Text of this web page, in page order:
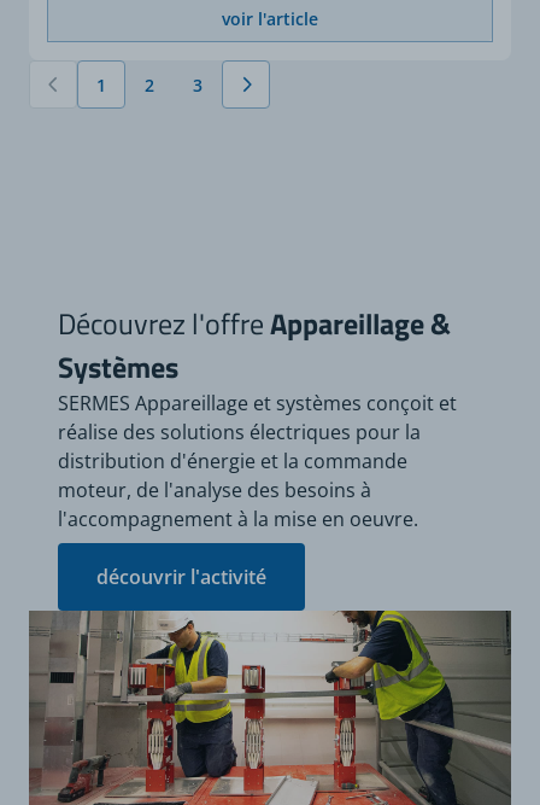
voir l'article
Vous lisez actuellement la page
1 Page
2 Page
3
Découvrez l'offreAppareillage &
Systèmes
SERMES Appareillage et systèmes conçoit et
réalise des solutions électriques pour la
distribution d'énergie et la commande
moteur, de l'analyse des besoins à
l'accompagnement à la mise en oeuvre.
découvrir l'activité